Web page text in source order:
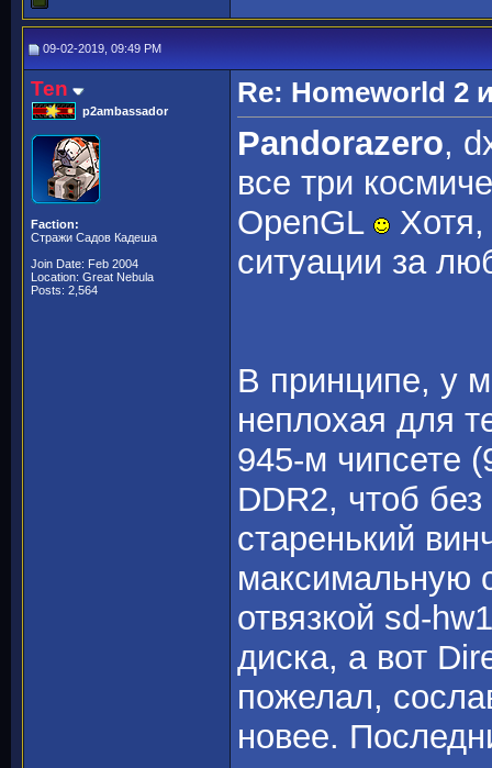
09-02-2019, 09:49 PM
Ten
p2ambassador
Faction:
Стражи Садов Кадеша
Join Date: Feb 2004
Location: Great Nebula
Posts: 2,564
Re: Homeworld 2
Pandorazero,
все три
OpenGL
Хотя,
ситуации за
В принципе, у
неплохая для
945-м чипсете
DDR2, чтоб
старенький
максимальную
отвязкой sd-
диска, а вот
пожелал,
новее.